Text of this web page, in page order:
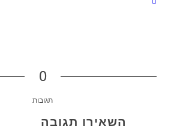
0
תגובות
השאירו תגובה